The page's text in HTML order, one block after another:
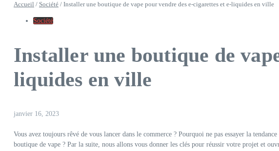
Accueil / Société / Installer une boutique de vape pour vendre des e-cigarettes et e-liquides en ville
Société
Installer une boutique de
liquides en ville
janvier 16, 2023
Vous avez toujours rêvé de vous lancer dans le commerce ? Pourquoi ne pas essayer la
boutique de vape ? Par la suite, nous allons vous donner les clés pour réussir votre projet et